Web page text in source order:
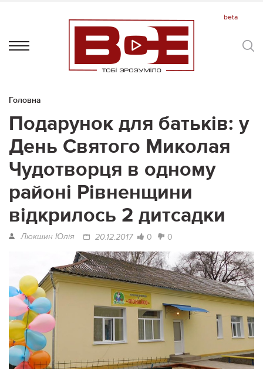
Головна
Подарунок для батьків: у
День Святого Миколая
Чудотворця в одному
районі Рівненщини
відкрилось 2 дитсадки
Люкшин Юлія 20.12.2017 0 0